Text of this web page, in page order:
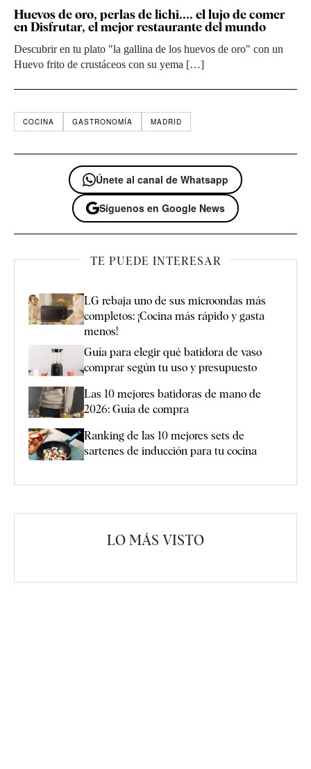
Huevos de oro, perlas de lichi.... el lujo de comer
en Disfrutar, el mejor restaurante del mundo
Descubrir en tu plato "la gallina de los huevos de oro" con un
Huevo frito de crustáceos con su yema […]
COCINA GASTRONOMÍA MADRID
Únete al canal de Whatsapp
Síguenos en Google News
TE PUEDE INTERESAR
LG rebaja uno de sus microondas más
completos: ¡Cocina más rápido y gasta
menos!
Guía para elegir qué batidora de vaso
comprar según tu uso y presupuesto
Las 10 mejores batidoras de mano de
2026: Guía de compra
Ranking de las 10 mejores sets de
sartenes de inducción para tu cocina
LO MÁS VISTO